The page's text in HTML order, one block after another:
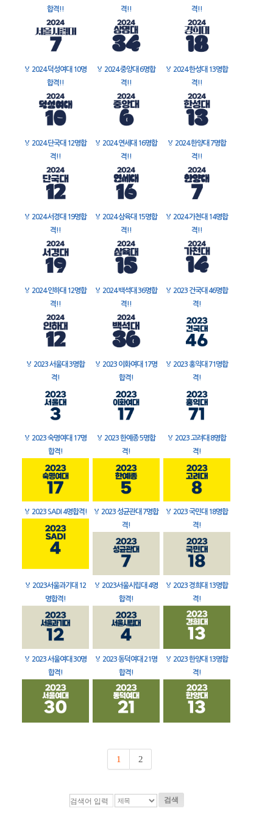
합격!!
격!!
격!!
🏅 2024 덕성여대 10명
합격!!
🏅 2024 중앙대 6명합
격!!
🏅 2024 한성대 13명합
격!!
🏅 2024 단국대 12명합
격!!
🏅 2024 연세대 16명합
격!!
🏅 2024 한양대 7명합
격!!
🏅 2024 서경대 19명합
격!!
🏅 2024 삼육대 15명합
격!!
🏅 2024 가천대 14명합
격!!
🏅 2024 인하대 12명합
격!!
🏅 2024 백석대 36명합
격!!
🏅 2023 건국대 46명합
격!
🏅 2023 서울대 3명합
격!
🏅 2023 이화여대 17명
합격!
🏅 2023 홍익대 71명합
격!
🏅 2023 숙명여대 17명
합격!
🏅 2023 한예종 5명합
격!
🏅 2023 고려대 8명합
격!
🏅 2023 SADI 4명합격! 🏅 2023 성균관대 7명합
격!
🏅 2023 국민대 18명합
격!
🏅 2023서울과기대 12
명합격!
🏅 2023서울시립대 4명
합격!
🏅 2023 경희대 13명합
격!
🏅 2023 서울여대 30명
합격!
🏅 2023 동덕여대 21명
합격!
🏅 2023 한양대 13명합
격!
1 2
검색